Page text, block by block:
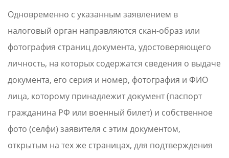
Одновременно с указанным заявлением в
налоговый орган направляются скан-образ или
фотография страниц документа, удостоверяющего
личность, на которых содержатся сведения о выдаче
документа, его серия и номер, фотография и ФИО
лица, которому принадлежит документ (паспорт
гражданина РФ или военный билет) и собственное
фото (селфи) заявителя с этим документом,
открытым на тех же страницах, для подтверждения